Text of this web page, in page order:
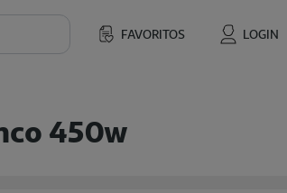
FAVORITOS LOGIN
450w